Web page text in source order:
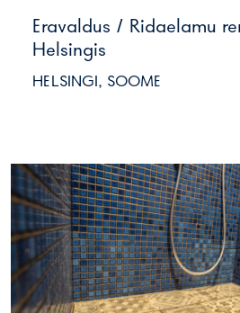
Eravaldus / Ridaelamu
Helsingis
HELSINGI, SOOME